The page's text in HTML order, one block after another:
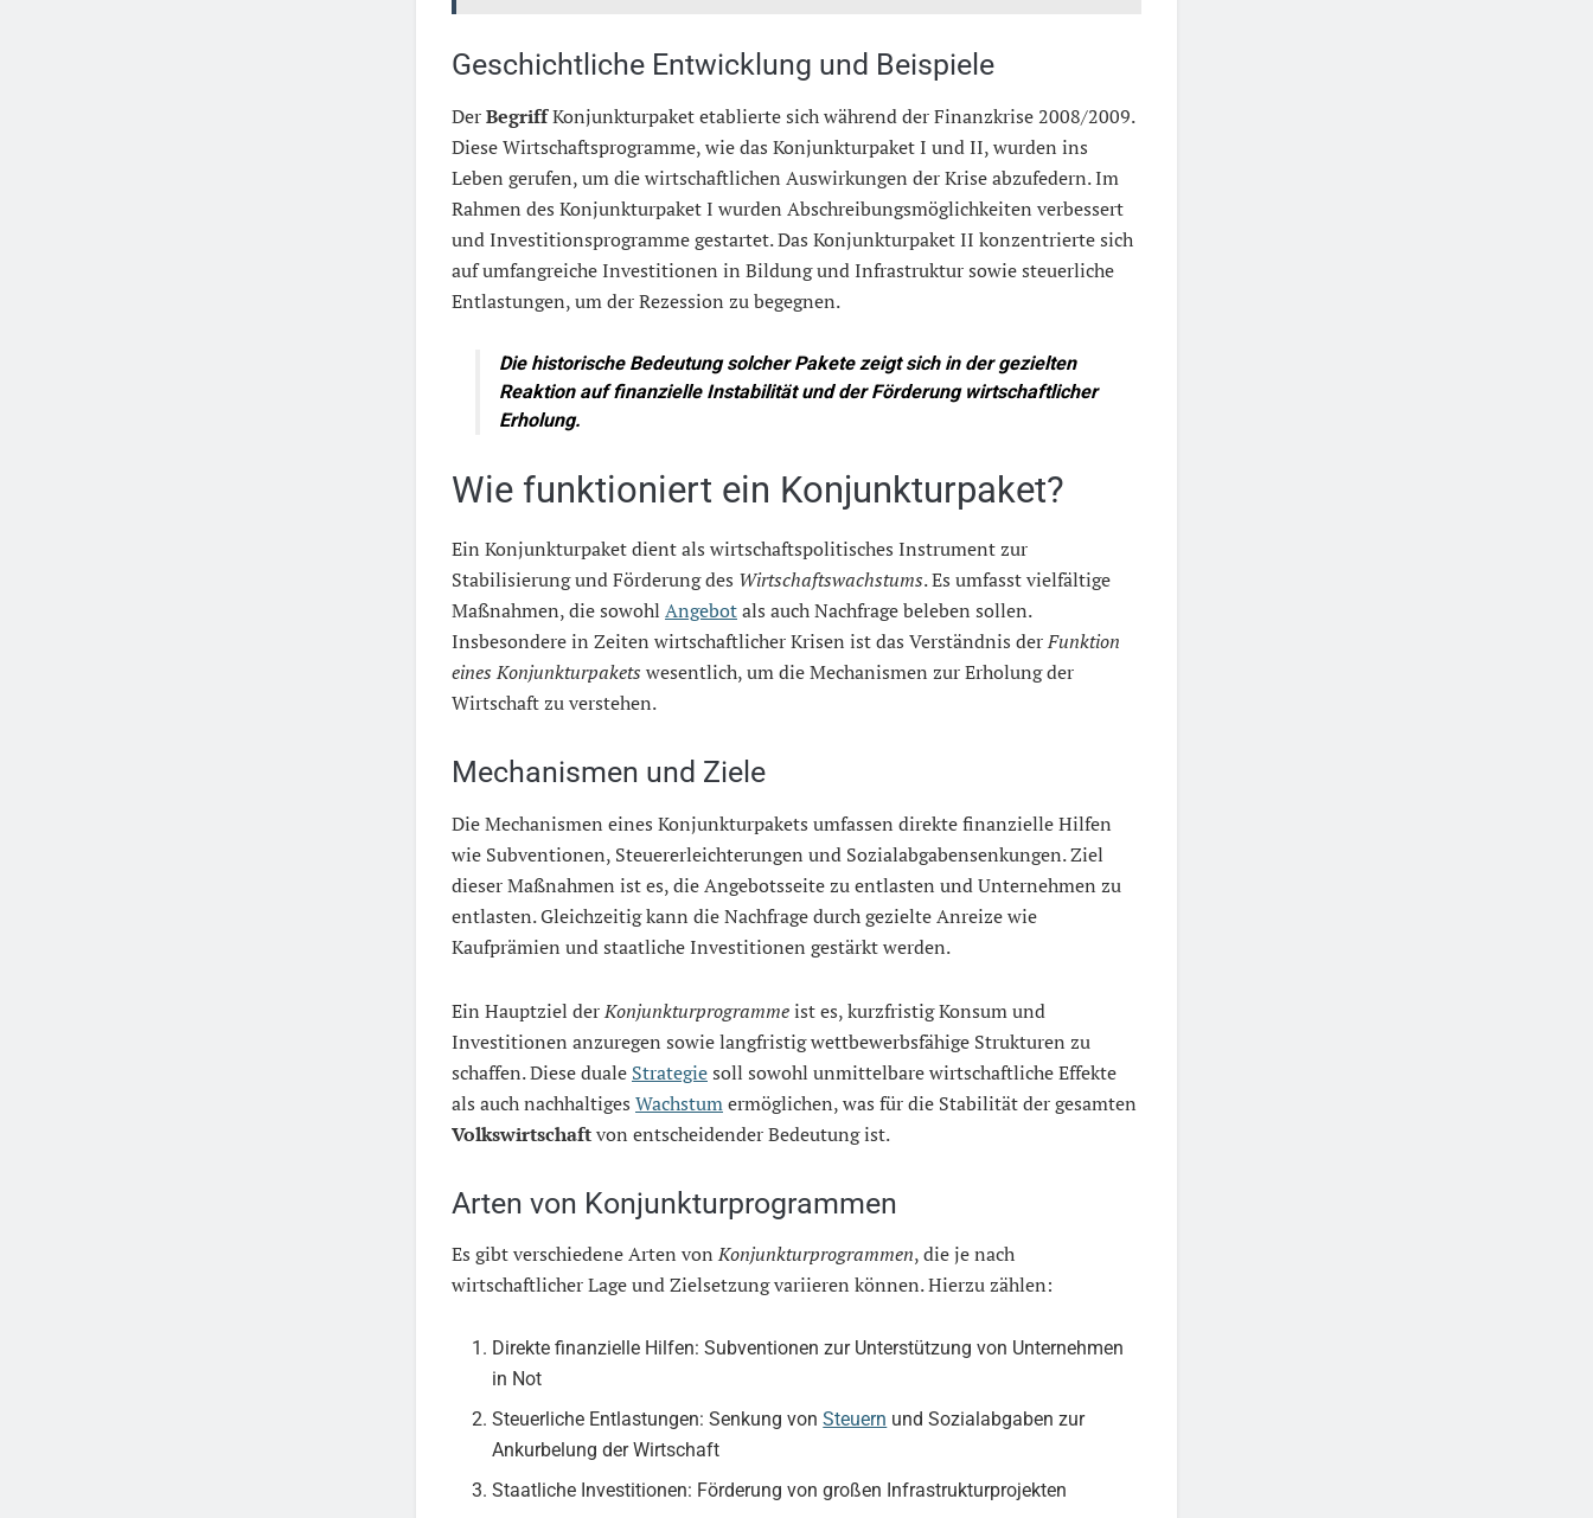
Geschichtliche Entwicklung und Beispiele
DerBegriffKonjunkturpaket etablierte sich während der Finanzkrise 2008/2009.
Diese Wirtschaftsprogramme, wie das Konjunkturpaket I und II, wurden ins
Leben gerufen, um die wirtschaftlichen Auswirkungen der Krise abzufedern. Im
Rahmen des Konjunkturpaket I wurden Abschreibungsmöglichkeiten verbessert
und Investitionsprogramme gestartet. Das Konjunkturpaket II konzentrierte sich
auf umfangreiche Investitionen in Bildung und Infrastruktur sowie steuerliche
Entlastungen, um der Rezession zu begegnen.
Die historische Bedeutung solcher Pakete zeigt sich in der gezielten
Reaktion auf finanzielle Instabilität und der Förderung wirtschaftlicher
Erholung.
Wie funktioniert ein Konjunkturpaket?
Ein Konjunkturpaket dient als wirtschaftspolitisches Instrument zur
Stabilisierung und Förderung des Wirtschaftswachstums. Es umfasst vielfältige
Maßnahmen, die sowohl Angebotals auch Nachfrage beleben sollen.
Insbesondere in Zeiten wirtschaftlicher Krisen ist das Verständnis derFunktion
eines Konjunkturpakets wesentlich, um die Mechanismen zur Erholung der
Wirtschaft zu verstehen.
Mechanismen und Ziele
Die Mechanismen eines Konjunkturpakets umfassen direkte finanzielle Hilfen
wie Subventionen, Steuererleichterungen und Sozialabgabensenkungen. Ziel
dieser Maßnahmen ist es, die Angebotsseite zu entlasten und Unternehmen zu
entlasten. Gleichzeitig kann die Nachfrage durch gezielte Anreize wie
Kaufprämien und staatliche Investitionen gestärkt werden.
Ein Hauptziel derKonjunkturprogrammeist es, kurzfristig Konsum und
Investitionen anzuregen sowie langfristig wettbewerbsfähige Strukturen zu
schaffen. Diese duale Strategiesoll sowohl unmittelbare wirtschaftliche Effekte
als auch nachhaltiges Wachstumermöglichen, was für die Stabilität der gesamten
Volkswirtschaftvon entscheidender Bedeutung ist.
Arten von Konjunkturprogrammen
Es gibt verschiedene Arten vonKonjunkturprogrammen, die je nach
wirtschaftlicher Lage und Zielsetzung variieren können. Hierzu zählen:
Direkte finanzielle Hilfen: Subventionen zur Unterstützung von Unternehmen
in Not
Steuerliche Entlastungen: Senkung vonSteuern und Sozialabgaben zur
Ankurbelung der Wirtschaft
Staatliche Investitionen: Förderung von großen Infrastrukturprojekten